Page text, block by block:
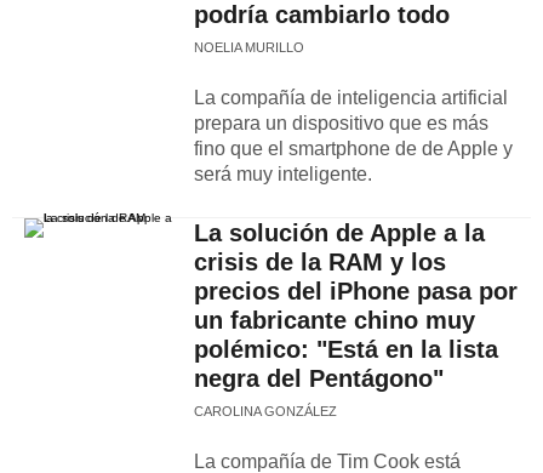
podría cambiarlo todo
NOELIA MURILLO
La compañía de inteligencia artificial
prepara un dispositivo que es más
fino que el smartphone de de Apple y
será muy inteligente.
La solución de Apple a la
crisis de la RAM y los
precios del iPhone pasa por
un fabricante chino muy
polémico: "Está en la lista
negra del Pentágono"
CAROLINA GONZÁLEZ
La compañía de Tim Cook está